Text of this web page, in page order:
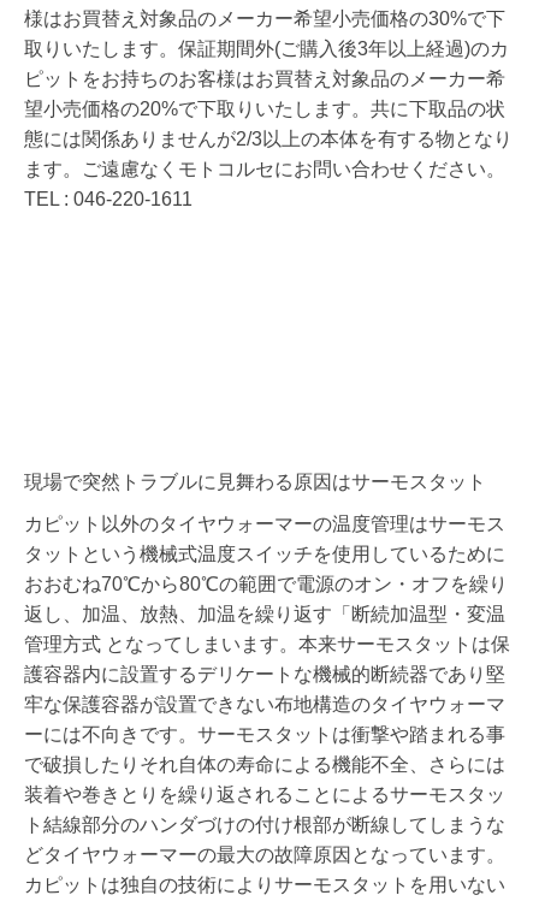
様はお買替え対象品のメーカー希望小売価格の30%で下
取りいたします。保証期間外(ご購入後3年以上経過)のカ
ピットをお持ちのお客様はお買替え対象品のメーカー希
望小売価格の20%で下取りいたします。共に下取品の状
態には関係ありませんが2/3以上の本体を有する物となり
ます。ご遠慮なくモトコルセにお問い合わせください。
TEL : 046-220-1611
現場で突然トラブルに見舞わる原因はサーモスタット
カピット以外のタイヤウォーマーの温度管理はサーモス
タットという機械式温度スイッチを使用しているために
おおむね70℃から80℃の範囲で電源のオン・オフを繰り
返し、加温、放熱、加温を繰り返す「断続加温型・変温
管理方式 となってしまいます。本来サーモスタットは保
護容器内に設置するデリケートな機械的断続器であり堅
牢な保護容器が設置できない布地構造のタイヤウォーマ
ーには不向きです。サーモスタットは衝撃や踏まれる事
で破損したりそれ自体の寿命による機能不全、さらには
装着や巻きとりを繰り返されることによるサーモスタッ
ト結線部分のハンダづけの付け根部が断線してしまうな
どタイヤウォーマーの最大の故障原因となっています。
カピットは独自の技術によりサーモスタットを用いない